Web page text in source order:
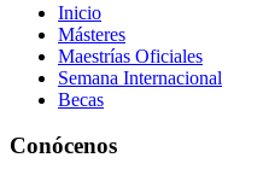
Inicio
Másteres
Maestrías Oficiales
Semana Internacional
Becas
Conócenos